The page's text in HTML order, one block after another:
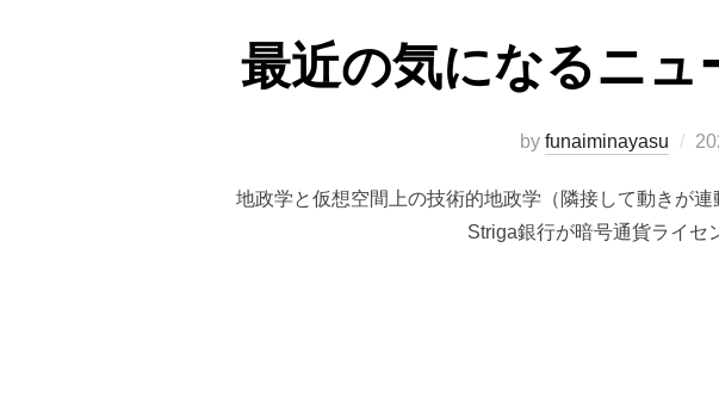
最近の気になるニ
by funaiminayasu
投
日:
地政学と仮想空間上の技術的地政学（隣接して動きが
Striga銀行が暗号通貨ライセ